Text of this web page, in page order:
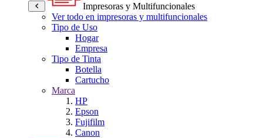
Impresoras y Multifuncionales
Ver todo en impresoras y multifuncionales
Tipo de Uso
Hogar
Empresa
Tipo de Tinta
Botella
Cartucho
Marca
HP
Epson
Fujifilm
Canon